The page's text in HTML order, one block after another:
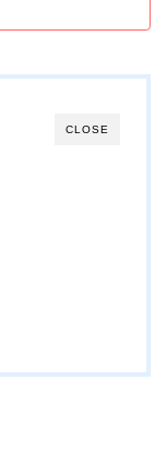
CLOSE